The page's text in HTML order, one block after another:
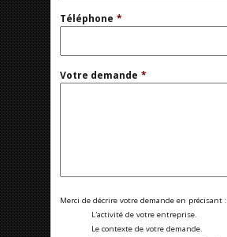
Téléphone *
Votre demande *
Merci de décrire votre demande en précisant :
L'activité de votre entreprise.
Le contexte de votre demande.